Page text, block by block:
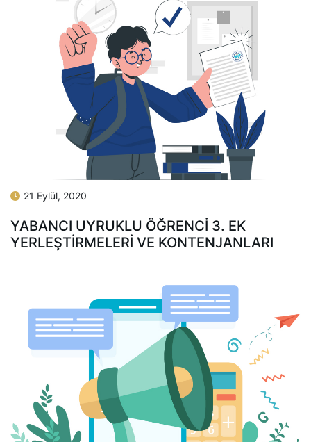
21 Eylül, 2020
YABANCI UYRUKLU ÖĞRENCI 3. EK
YERLEŞTIRMELERI VE KONTENJANLARI